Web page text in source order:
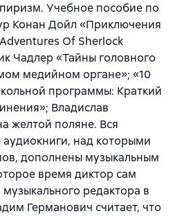
Учебное пособие по
Конан Дойл «Приключения
Of Sherlock
Чадлер «Тайны головного
медийном органе»; «10
программы: Краткий
Владислав
желтой поляне. Вся
над которыми
дополнены музыкальным
время диктор сам
редактора в
Германович считает, что